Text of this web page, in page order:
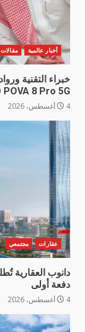
أخبار عالمية مقالات
خبراء التقنية
POVA 8 Pro 5G
4 أغسطس، 2026
عقارات مجتمعي
دانوب العقارية
دفعة أولى
4 أغسطس، 2026